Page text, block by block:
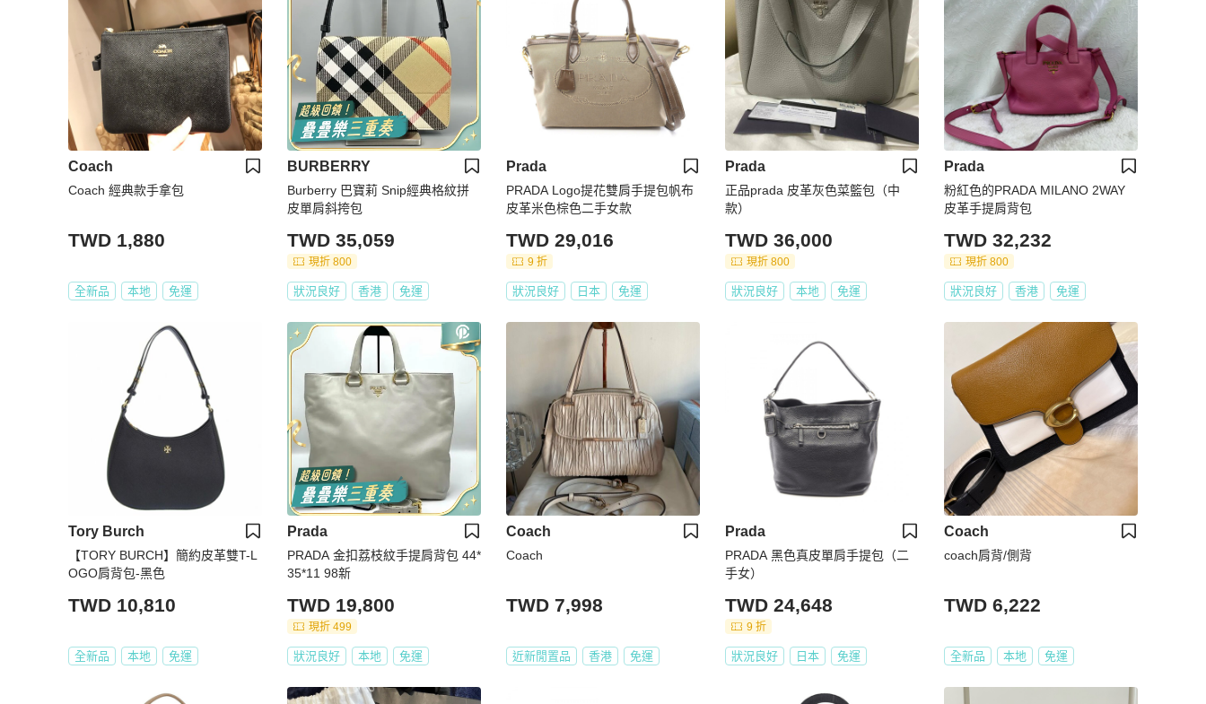
Coach
Coach 經典款手拿包
TWD 1,880
全新品 本地 免運
BURBERRY
Burberry 巴寶莉 Snip經典格紋拼
皮單肩斜挎包
TWD 35,059
現折 800
狀況良好 香港 免運
Prada
PRADA Logo提花雙肩手提包帆布
皮革米色棕色二手女款
TWD 29,016
9 折
狀況良好 日本 免運
Prada
正品prada 皮革灰色菜籃包（中
款）
TWD 36,000
現折 800
狀況良好 本地 免運
Prada
粉紅色的PRADA MILANO 2WAY
皮革手提肩背包
TWD 32,232
現折 800
狀況良好 香港 免運
Tory Burch
【TORY BURCH】簡約皮革雙T-L
OGO肩背包-黑色
TWD 10,810
全新品 本地 免運
Prada
PRADA 金扣荔枝紋手提肩背包 44*
35*11 98新
TWD 19,800
現折 499
狀況良好 本地 免運
Coach
Coach
TWD 7,998
近新閒置品 香港 免運
Prada
PRADA 黑色真皮單肩手提包（二
手女）
TWD 24,648
9 折
狀況良好 日本 免運
Coach
coach肩背/側背
TWD 6,222
全新品 本地 免運